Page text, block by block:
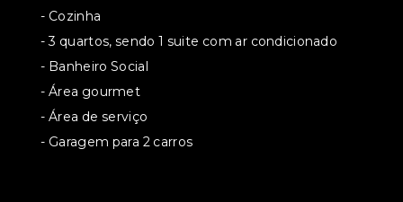
- ⁠Cozinha
- ⁠3 quartos, sendo 1 suite com ar condicionado
- ⁠Banheiro Social
- ⁠Área gourmet
- ⁠Área de serviço
- ⁠Garagem para 2 carros